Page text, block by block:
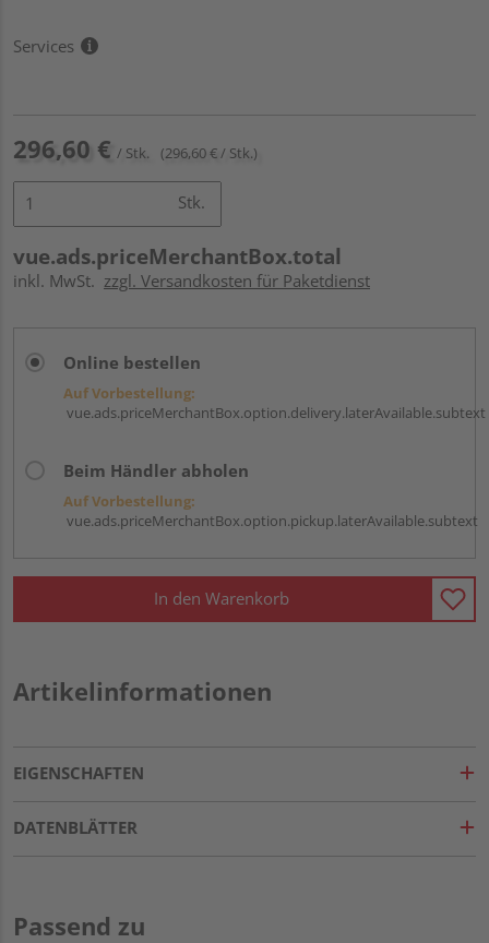
Services
296,60 € / Stk. (296,60 € / Stk.)
Stk.
vue.ads.priceMerchantBox.total
inkl. MwSt. zzgl. Versandkosten für Paketdienst
Online bestellen
Auf Vorbestellung:
vue.ads.priceMerchantBox.option.delivery.laterAvailable.subtext
Beim Händler abholen
Auf Vorbestellung:
vue.ads.priceMerchantBox.option.pickup.laterAvailable.subtext
In den Warenkorb
Artikelinformationen
EIGENSCHAFTEN
DATENBLÄTTER
Passend zu